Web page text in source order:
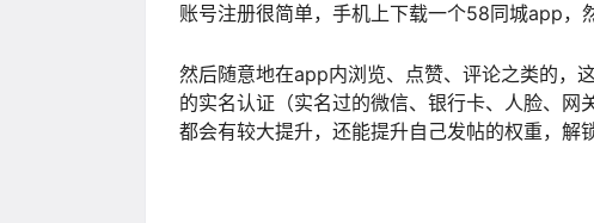
账号注册很简单，手机上下载一个58同城app，
然后随意地在app内浏览、点赞、评论之类的，
的实名认证（实名过的微信、银行卡、人脸、
都会有较大提升，还能提升自己发帖的权重，解